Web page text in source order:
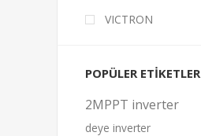
VICTRON
POPÜLER ETIKETLER
2MPPT inverter
deye inverter